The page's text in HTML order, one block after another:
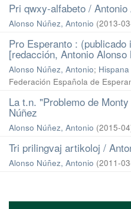
Pri qwxy-alfabeto / Antonio
Alonso Núñez, Antonio (2013-
Pro Esperanto :
[redacción, Antonio Alonso
Alonso Núñez, Antonio;
Federación Española de
La t.n. "Problemo de
Núñez
Alonso Núñez, Antonio (2015-04
Tri prilingvaj artikoloj /
Alonso Núñez, Antonio (2011-